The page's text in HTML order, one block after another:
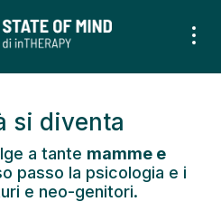
si diventa
a tante mamme e
passo la psicologia e i
e neo-genitori.